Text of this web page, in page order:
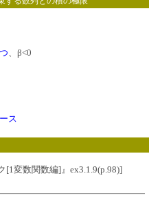
、β<0
ス
[1変数関数編]』ex3.1.9(p.98)]